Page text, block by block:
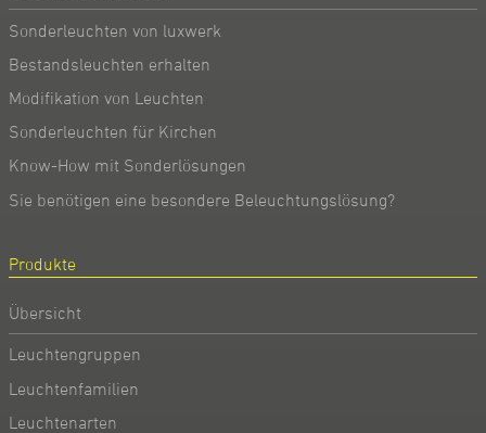
Sonderleuchten von luxwerk
Bestandsleuchten erhalten
Modifikation von Leuchten
Sonderleuchten für Kirchen
Know-How mit Sonderlösungen
Sie benötigen eine besondere Beleuchtungslösung?
Produkte
Übersicht
Leuchtengruppen
Leuchtenfamilien
Leuchtenarten